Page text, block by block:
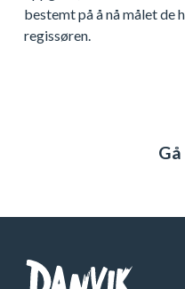
bestemt på å nå målet de
regissøren.